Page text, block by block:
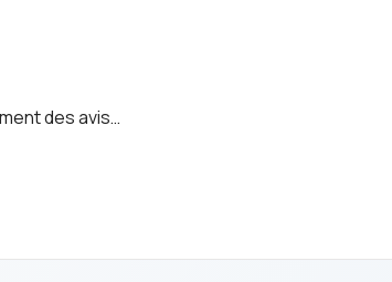
des avis…